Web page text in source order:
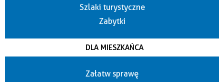
Szlaki turystyczne
Zabytki
DLA MIESZKAŃCA
Załatw sprawę